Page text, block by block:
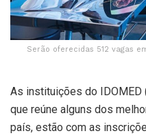
Serão oferecidas 512 vagas
As instituições do IDOMED
que reúne alguns dos
país, estão com as